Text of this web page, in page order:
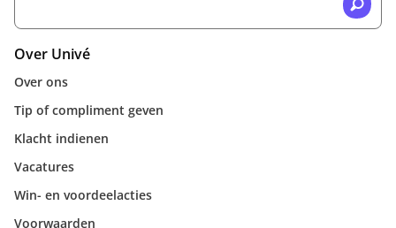
Over Univé
Over ons
Tip of compliment geven
Klacht indienen
Vacatures
Win- en voordeelacties
Voorwaarden